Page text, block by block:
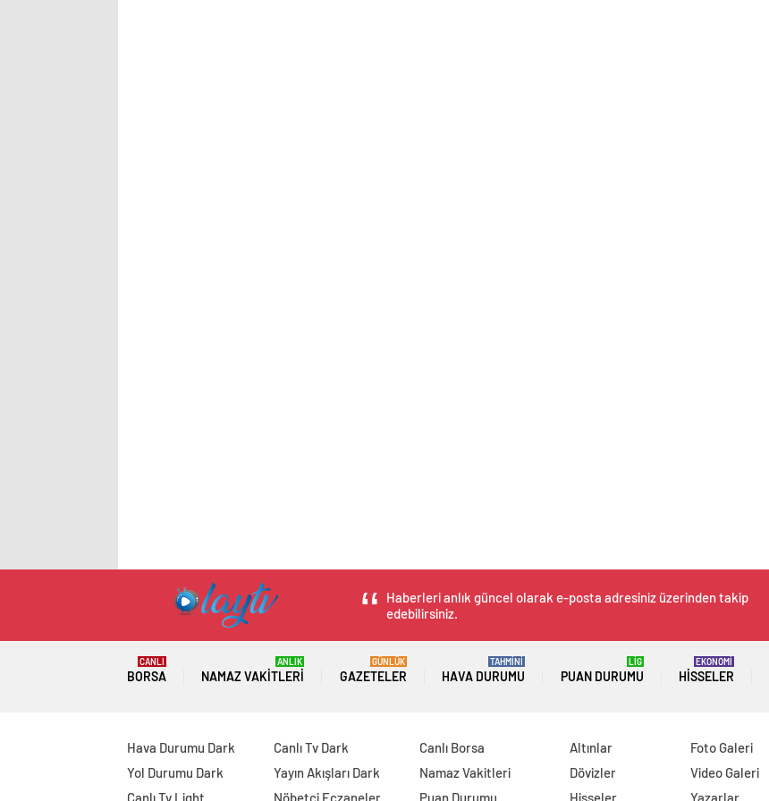
Haberleri anlık güncel olarak e-posta adresiniz üzerinden takip
edebilirsiniz.
BORSA
CANLI
NAMAZ VAKITLERI
ANLIK
GAZETELER
GÜNLÜK
HAVA DURUMU
TAHMİNİ
PUAN DURUMU
LİG
HISSELER
EKONOMİ
Hava Durumu Dark
Yol Durumu Dark
Canlı Tv Light
Canlı Tv Dark
Yayın Akışları Dark
Nöbetçi Eczaneler
Canlı Borsa
Namaz Vakitleri
Puan Durumu
Altınlar
Dövizler
Hisseler
Foto Galeri
Video Galeri
Yazarlar